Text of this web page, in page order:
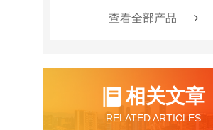
查看全部产品
相关文章
RELATED ARTICLES